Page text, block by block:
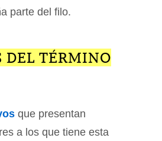
parte del filo.
DEL TÉRMINO
que presentan
a los que tiene esta